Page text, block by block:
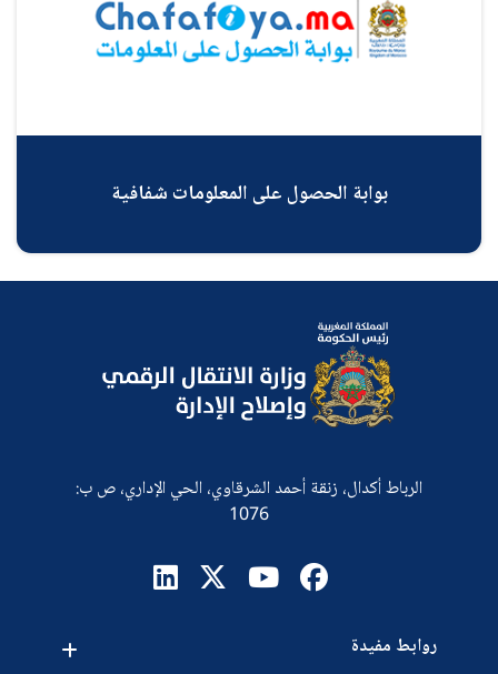
بوابة الحصول على المعلومات شفافية
الرباط أكدال، زنقة أحمد الشرقاوي، الحي الإداري، ص ب:
1076
روابط مفيدة